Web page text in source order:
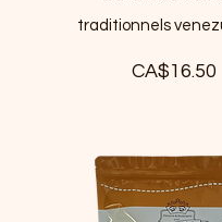
traditionnels
CA$16.50